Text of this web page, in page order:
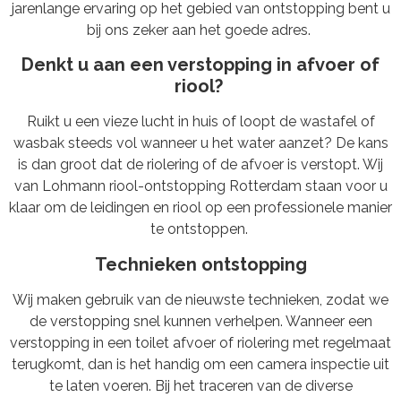
jarenlange ervaring op het gebied van ontstopping bent u
bij ons zeker aan het goede adres.
Denkt u aan een verstopping in afvoer of
riool?
Ruikt u een vieze lucht in huis of loopt de wastafel of
wasbak steeds vol wanneer u het water aanzet? De kans
is dan groot dat de riolering of de afvoer is verstopt. Wij
van Lohmann riool-ontstopping Rotterdam staan voor u
klaar om de leidingen en riool op een professionele manier
te ontstoppen.
Technieken ontstopping
Wij maken gebruik van de nieuwste technieken, zodat we
de verstopping snel kunnen verhelpen. Wanneer een
verstopping in een toilet afvoer of riolering met regelmaat
terugkomt, dan is het handig om een camera inspectie uit
te laten voeren. Bij het traceren van de diverse